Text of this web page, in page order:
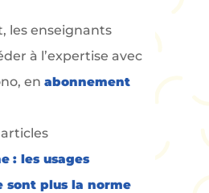
les enseignants
à l’expertise avec
enabonnement
: les usages
sont plus la norme